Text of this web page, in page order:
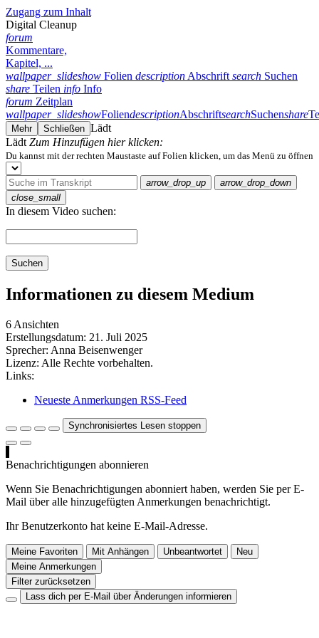
Zugang zum Inhalt
Digital Cleanup
forum
Kommentare,
Kapitel, ...
wallpaper_slideshow Folien description Abschrift search Suchen
share Teilen info Info
forum Zeitplan
wallpaper_slideshowFoliendescriptionAbschriftsearchSuchenshare
Mehr Schließen Lädt
Lädt Zum Hinzufügen hier klicken:
Du kannst mit der rechten Maustaste auf Folien klicken, um das Menü zu öffnen
arrow_drop_up
arrow_drop_down
close_small
In diesem Video suchen:
Suchen
Informationen zu diesem Medium
6 Ansichten
Erstellungsdatum: 21. Juli 2025
Sprecher: Anna Beisenwenger
Lizenz: Alle Rechte vorbehalten.
Links:
Neueste Anmerkungen RSS-Feed
Synchronisiertes Lesen stoppen
Benachrichtigungen abonnieren
Wenn Sie Benachrichtigungen abonniert haben, werden Sie per E-
Mail über alle hinzugefügten Anmerkungen benachrichtigt.
Ihr Benutzerkonto hat keine E-Mail-Adresse.
Meine Favoriten Mit Anhängen Unbeantwortet
Neu
Meine Anmerkungen
Filter zurücksetzen
Lass dich per E-Mail über Änderungen informieren